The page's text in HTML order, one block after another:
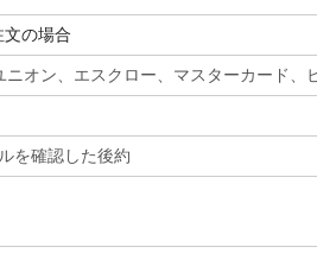
文の場合
オン、エスクロー、マスターカード、
を確認した後約